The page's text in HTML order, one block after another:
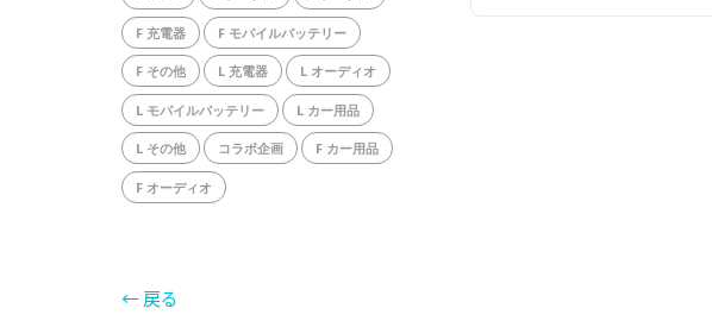
F 充電器 F モバイルバッテリー
F その他 L 充電器 L オーディオ
L モバイルバッテリー L カー用品
L その他 コラボ企画 F カー用品
F オーディオ
← 戻る